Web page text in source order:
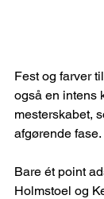
Fest og farver
også en intens
mesterskabet,
afgørende fase.
Bare ét point
Holmstoel og